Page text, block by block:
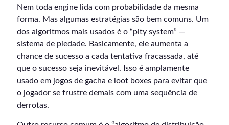
Nem toda engine lida com probabilidade da mesma
forma. Mas algumas estratégias são bem comuns. Um
dos algoritmos mais usados é o “pity system” —
sistema de piedade. Basicamente, ele aumenta a
chance de sucesso a cada tentativa fracassada, até
que o sucesso seja inevitável. Isso é amplamente
usado em jogos de gacha e loot boxes para evitar que
o jogador se frustre demais com uma sequência de
derrotas.